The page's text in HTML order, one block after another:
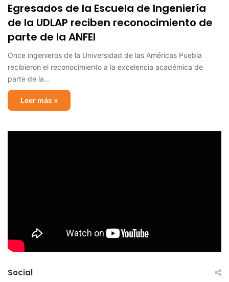
Egresados de la Escuela de Ingeniería
de la UDLAP reciben reconocimiento de
parte de la ANFEI
Once ingenieros de la Universidad de las Américas Puebla
recibieron el reconocimiento a la excelencia académica de
parte de la…
Leer más »
Social